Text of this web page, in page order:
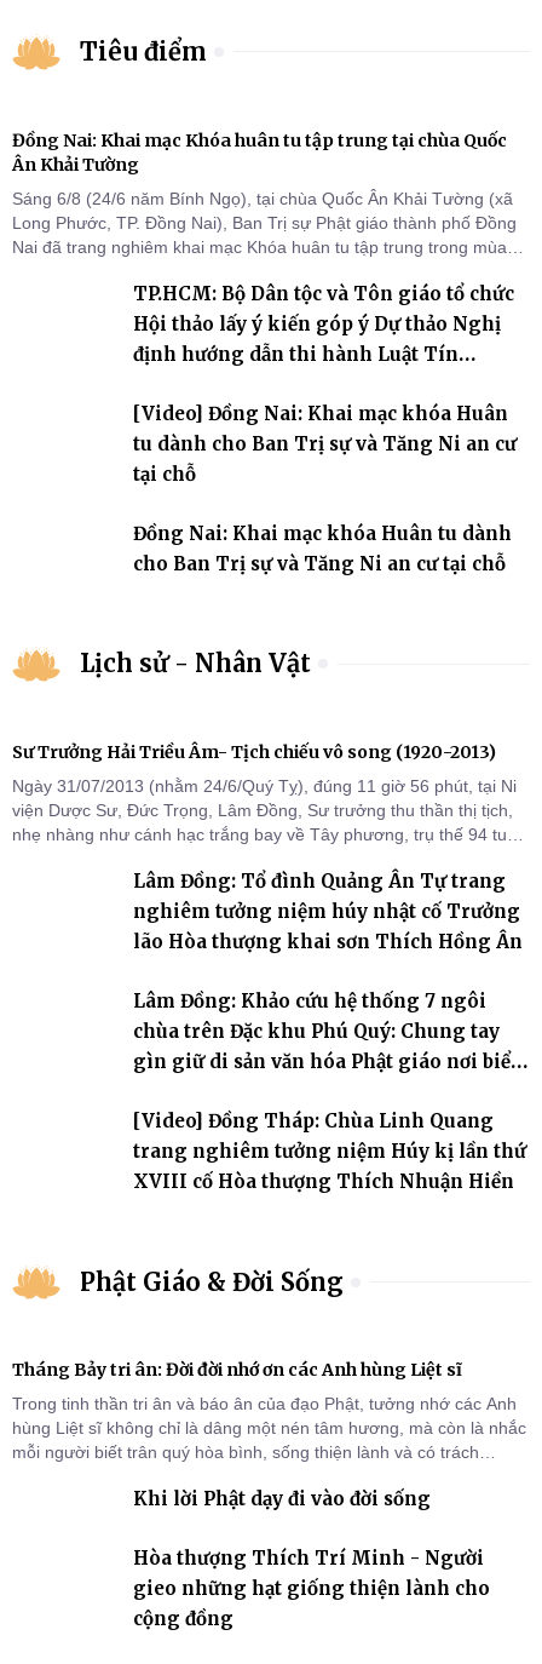
Tiêu điểm
Đồng Nai: Khai mạc Khóa huân tu tập trung tại chùa Quốc
Ân Khải Tường
Sáng 6/8 (24/6 năm Bính Ngọ), tại chùa Quốc Ân Khải Tường (xã
Long Phước, TP. Đồng Nai), Ban Trị sự Phật giáo thành phố Đồng
Nai đã trang nghiêm khai mạc Khóa huân tu tập trung trong mùa
chỗ khu vực VII, VIII và trường hạ chùa Quốc Ân Khải Tường.
TP.HCM: Bộ Dân tộc và Tôn giáo tổ chức
Hội thảo lấy ý kiến góp ý Dự thảo Nghị
định hướng dẫn thi hành Luật Tín
[Video] Đồng Nai: Khai mạc khóa Huân
tu dành cho Ban Trị sự và Tăng Ni an cư
tại chỗ
Đồng Nai: Khai mạc khóa Huân tu dành
cho Ban Trị sự và Tăng Ni an cư tại chỗ
Lịch sử - Nhân Vật
Sư Trưởng Hải Triều Âm- Tịch chiếu vô song (1920-2013)
Ngày 31/07/2013 (nhằm 24/6/Quý Tỵ), đúng 11 giờ 56 phút, tại Ni
viện Dược Sư, Đức Trọng, Lâm Đồng, Sư trưởng thu thần thị tịch,
nhẹ nhàng như cánh hạc trắng bay về Tây phương, trụ thế 94 tuổi
Lâm Đồng: Tổ đình Quảng Ân Tự trang
nghiêm tưởng niệm húy nhật cố Trưởng
lão Hòa thượng khai sơn Thích Hồng Ân
Lâm Đồng: Khảo cứu hệ thống 7 ngôi
chùa trên Đặc khu Phú Quý: Chung tay
gìn giữ di sản văn hóa Phật giáo nơi biển
[Video] Đồng Tháp: Chùa Linh Quang
trang nghiêm tưởng niệm Húy kị lần thứ
XVIII cố Hòa thượng Thích Nhuận Hiền
Phật Giáo & Đời Sống
Tháng Bảy tri ân: Đời đời nhớ ơn các Anh hùng Liệt sĩ
Trong tinh thần tri ân và báo ân của đạo Phật, tưởng nhớ các Anh
hùng Liệt sĩ không chỉ là dâng một nén tâm hương, mà còn là nhắc
mỗi người biết trân quý hòa bình, sống thiện lành và có trách
Khi lời Phật dạy đi vào đời sống
Hòa thượng Thích Trí Minh - Người
gieo những hạt giống thiện lành cho
cộng đồng